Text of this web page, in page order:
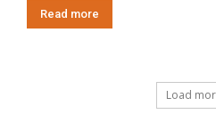
Read more
Load